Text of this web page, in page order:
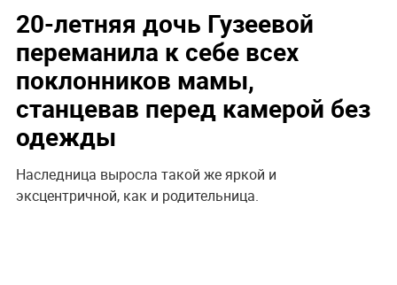
20-летняя дочь Гузеевой
переманила к себе всех
поклонников мамы,
станцевав перед камерой без
одежды
Наследница выросла такой же яркой и
эксцентричной, как и родительница.